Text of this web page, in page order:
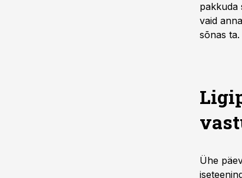
pakkuda
vaid
sõnas ta.
Ühe